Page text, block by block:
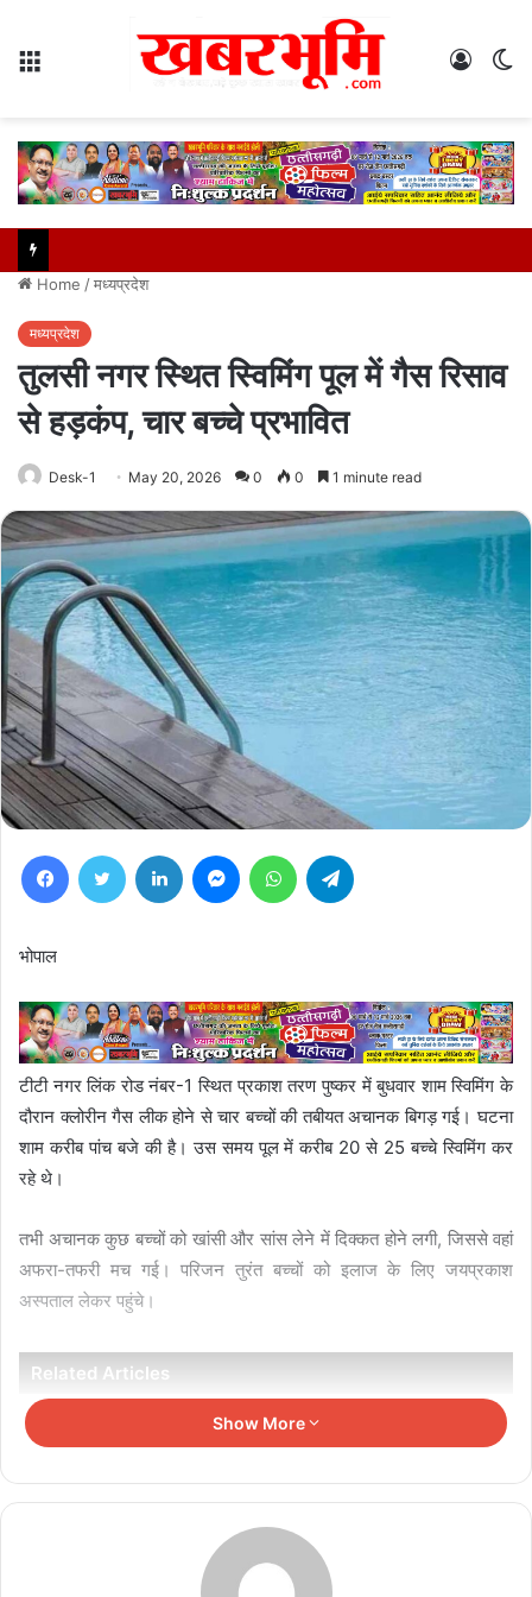
Log
Home /मध्यप्रदेश
मध्यप्रदेश
तुलसी नगर स्थित स्विमिंग पूल में गैस रिसाव
से हड़कंप, चार बच्चे प्रभावित
Desk-1 May 20, 2026 0 0 1 minute read
FacebookTwitter LinkedIn MessengerWhatsApp
भोपाल
टीटी नगर लिंक रोड नंबर-1 स्थित प्रकाश तरण पुष्कर में बुधवार शाम स्विमिंग के
दौरान क्लोरीन गैस लीक होने से चार बच्चों की तबीयत अचानक बिगड़ गई। घटना
शाम करीब पांच बजे की है। उस समय पूल में करीब 20 से 25 बच्चे स्विमिंग कर
रहे थे।
तभी अचानक कुछ बच्चों को खांसी और सांस लेने में दिक्कत होने लगी, जिससे वहां
अफरा-तफरी मच गई। परिजन तुरंत बच्चों को इलाज के लिए जयप्रकाश
अस्पताल लेकर पहुंचे।
Related Articles
तीन वर्षीय रोलिंग बजट पर होगा फोकस
सेमीफाइनल में झारखंड को 2-0 से हराकर फाइनल में बनाई
Show More